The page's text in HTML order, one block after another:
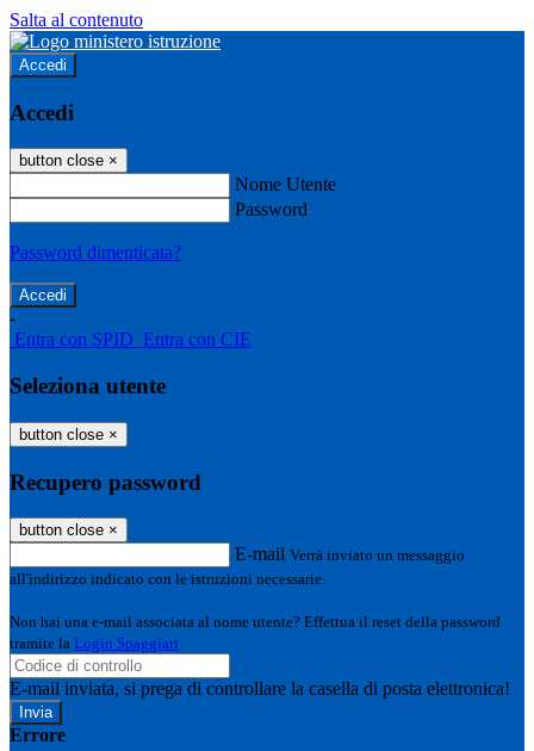
Salta al contenuto
Accedi
Accedi
button close ×
Nome Utente
Password
Password dimenticata?
-
Entra con SPID Entra con CIE
Seleziona utente
button close ×
Recupero password
button close ×
E-mail Verrà inviato un messaggio
all'indirizzo indicato con le istruzioni necessarie.
Non hai una e-mail associata al nome utente? Effettua il reset della password
tramite la Login Spaggiari
E-mail inviata, si prega di controllare la casella di posta elettronica!
Errore